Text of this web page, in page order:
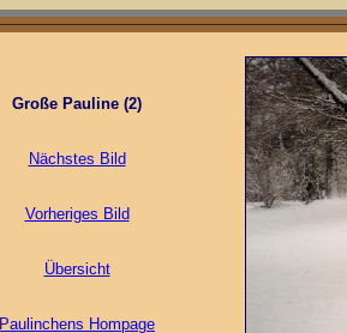
Große Pauline (2)
Nächstes Bild
Vorheriges Bild
Übersicht
Paulinchens Hompage